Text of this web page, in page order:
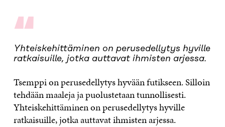
“
Yhteiskehittäminen on perusedellytys hyville
ratkaisuille, jotka auttavat ihmisten arjessa.
Tsemppi on perusedellytys hyvään futikseen. Silloin
tehdään maaleja ja puolustetaan tunnollisesti.
Yhteiskehittäminen on perusedellytys hyville
ratkaisuille, jotka auttavat ihmisten arjessa.